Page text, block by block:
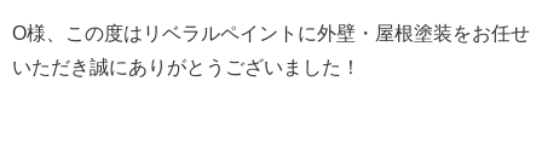
O様、この度はリベラルペイントに外壁・屋根塗装をお任せ
いただき誠にありがとうございました！